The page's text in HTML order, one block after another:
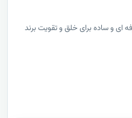
ای و ساده برای خلق و تقویت برند